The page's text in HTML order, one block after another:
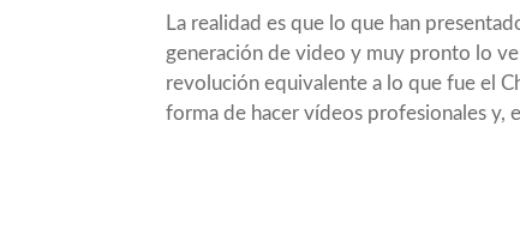
La realidad es que lo que han
generación de video y muy pronto lo
revolución equivalente a lo que fue el
forma de hacer vídeos profesionales y,